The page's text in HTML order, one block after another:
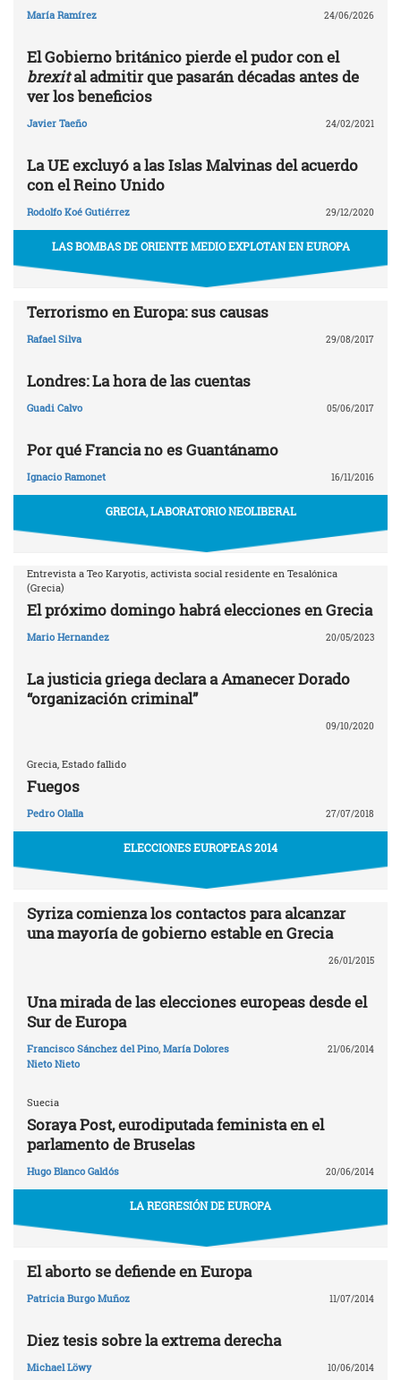
María Ramírez 24/06/2026
El Gobierno británico pierde el pudor con el
brexital admitir que pasarán décadas antes de
ver los beneficios
Javier Taeño 24/02/2021
La UE excluyó a las Islas Malvinas del acuerdo
con el Reino Unido
Rodolfo Koé Gutiérrez 29/12/2020
LAS BOMBAS DE ORIENTE MEDIO EXPLOTAN EN EUROPA
Terrorismo en Europa: sus causas
Rafael Silva 29/08/2017
Londres: La hora de las cuentas
Guadi Calvo 05/06/2017
Por qué Francia no es Guantánamo
Ignacio Ramonet 16/11/2016
GRECIA, LABORATORIO NEOLIBERAL
Entrevista a Teo Karyotis, activista social residente en Tesalónica
(Grecia)
El próximo domingo habrá elecciones en Grecia
Mario Hernandez 20/05/2023
La justicia griega declara a Amanecer Dorado
“organización criminal”
09/10/2020
Grecia, Estado fallido
Fuegos
Pedro Olalla 27/07/2018
ELECCIONES EUROPEAS 2014
Syriza comienza los contactos para alcanzar
una mayoría de gobierno estable en Grecia
26/01/2015
Una mirada de las elecciones europeas desde el
Sur de Europa
Francisco Sánchez del Pino, María Dolores
Nieto Nieto
21/06/2014
Suecia
Soraya Post, eurodiputada feminista en el
parlamento de Bruselas
Hugo Blanco Galdós 20/06/2014
LA REGRESIÓN DE EUROPA
El aborto se defiende en Europa
Patricia Burgo Muñoz 11/07/2014
Diez tesis sobre la extrema derecha
Michael Löwy 10/06/2014